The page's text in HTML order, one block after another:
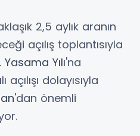
2,5 aylık aranın
açılış toplantısıyla
Yasama Yılı'na
dolayısıyla
'dan önemli